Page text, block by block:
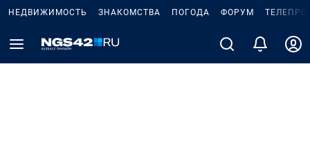
НЕДВИЖИМОСТЬ ЗНАКОМСТВА ПОГОДА ФОРУМ